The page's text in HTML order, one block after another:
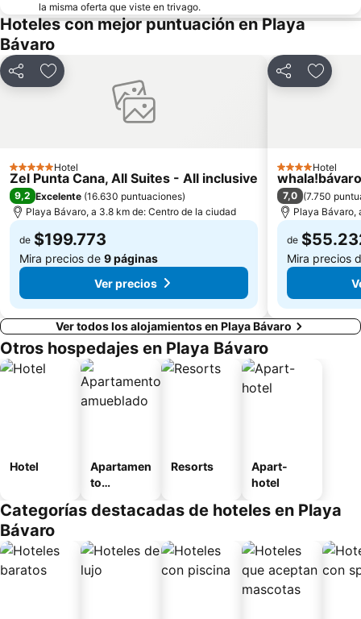
la misma oferta que viste en trivago.
Hoteles con mejor puntuación en Playa
Bávaro
CompartirAgregar a favoritos
5 EstrellasHotel
Zel Punta Cana, All Suites - All inclusive
9,2 Excelente (16.630 puntuaciones)
Playa Bávaro, a 3.8 km de: Centro de la ciudad
de $199.773
Mira precios de 9 páginas
Ver precios
Compartir
4 Estrellas
Hotel
whala!bávaro
7,0 (7.750
Playa Bávaro,
de
Mira precios
Ver todos los alojamientos en Playa Bávaro
Otros hospedajes en Playa Bávaro
Hotel
Apartamen
to
o
Resorts
Apart-
hotel
Categorías destacadas de hoteles en Playa
Bávaro